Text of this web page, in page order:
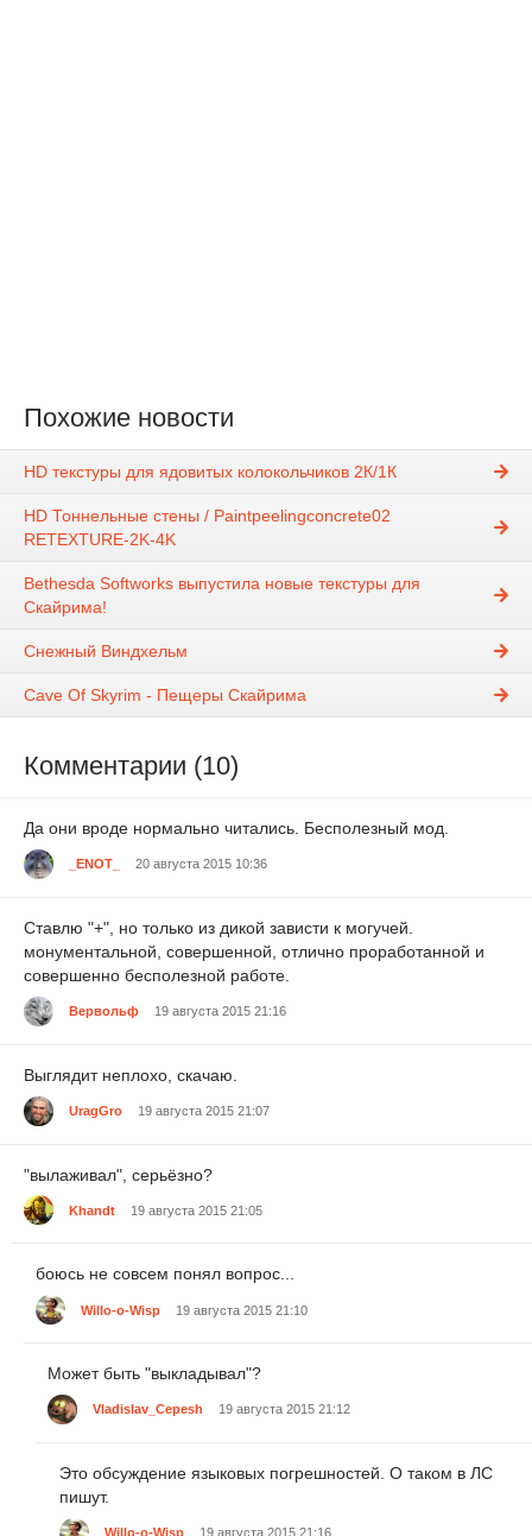
Похожие новости
HD текстуры для ядовитых колокольчиков 2К/1К
HD Тоннельные стены / Paintpeelingconcrete02
RETEXTURE-2K-4K
Bethesda Softworks выпустила новые текстуры для
Скайрима!
Снежный Виндхельм
Cave Of Skyrim - Пещеры Скайрима
Комментарии (10)
Да они вроде нормально читались. Бесполезный мод.
_ENOT_ 20 августа 2015 10:36
Ставлю "+", но только из дикой зависти к могучей.
монументальной, совершенной, отлично проработанной и
совершенно бесполезной работе.
Вервольф 19 августа 2015 21:16
Выглядит неплохо, скачаю.
UragGro 19 августа 2015 21:07
"вылаживал", серьёзно?
Khandt 19 августа 2015 21:05
боюсь не совсем понял вопрос...
Willo-o-Wisp 19 августа 2015 21:10
Может быть "выкладывал"?
Vladislav_Cepesh 19 августа 2015 21:12
Это обсуждение языковых погрешностей. О таком в ЛС
пишут.
Willo-o-Wisp 19 августа 2015 21:16